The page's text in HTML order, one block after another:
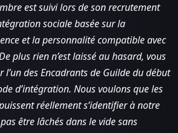
est suivi lors de son recrutement
sociale basée sur la
et la personnalité compatible avec
plus rien n’est laissé au hasard, vous
l’un des Encadrants de Guilde du début
d’intégration. Nous voulons que les
réellement s’identifier à notre
être lâchés dans le vide sans